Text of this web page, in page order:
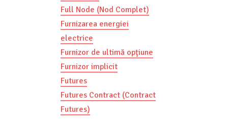
Full Node (Nod Complet)
Furnizarea energiei
electrice
Furnizor de ultimă opţiune
Furnizor implicit
Futures
Futures Contract (Contract
Futures)